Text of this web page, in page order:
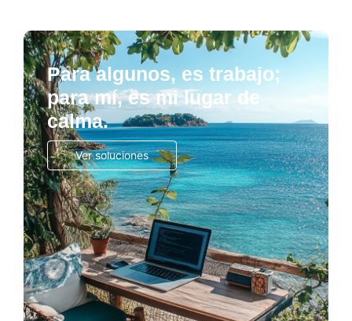
Para algunos, es trabajo;
para mí, es mi lugar de
calma.
Ver soluciones